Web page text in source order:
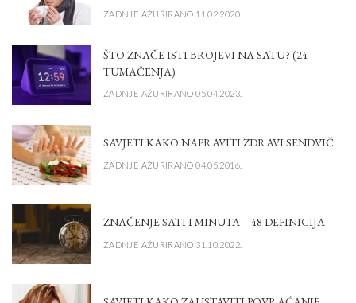
ZADNJE AŽURIRANO 11.02.2020.
ŠTO ZNAČE ISTI BROJEVI NA SATU? (24
TUMAČENJA)
ZADNJE AŽURIRANO 05.04.2023.
SAVJETI KAKO NAPRAVITI ZDRAVI SENDVIČ
ZADNJE AŽURIRANO 04.05.2016.
ZNAČENJE SATI I MINUTA – 48 DEFINICIJA
ZADNJE AŽURIRANO 31.10.2022.